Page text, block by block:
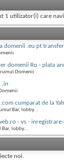
1 utilizator(i) care
domenii .eu pt
domenii Ro - plata
Domenii
.in
cumparat de la
Bar, lobby...
- vs -
Bar, lobby...
noi.